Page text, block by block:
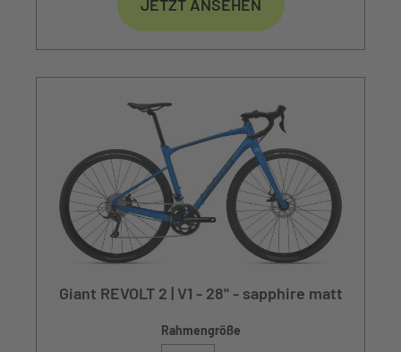
JETZT ANSEHEN
Giant REVOLT 2 | V1 - 28" - sapphire matt
Rahmengröße